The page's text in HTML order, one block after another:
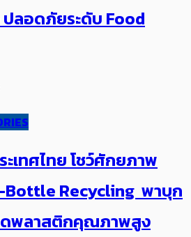
ลอดภัยระดับ Food
ะเทศไทย โชว์ศักยภาพ​
Recycling พาบุก
ม็ดพลาสติกคุณภาพสูง